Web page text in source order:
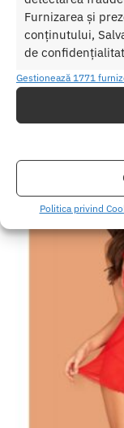
Furnizarea și
conținutului,
de
Gestionează 1771
Politica privind